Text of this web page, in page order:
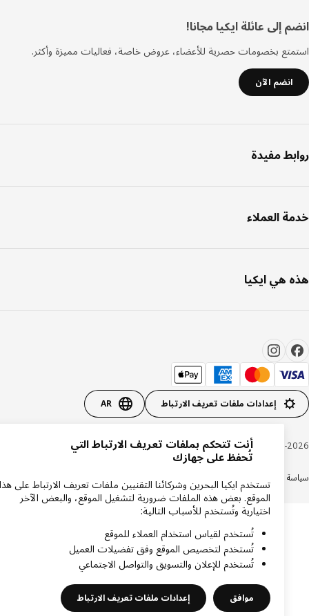
إلى عائلة ايكيا مجانا!
بخصومات حصرية للأعضاء، عروض خاصة، فعاليات مميزة وأكثر.
انضم الآن
مفيدة
العملاء
هي ايكيا
إعدادات ملفات تعريف الارتباط AR
Inter IKEA Systems B.V. 1999-
الخصوصية
أنت تتحكم بملفات تعريف الارتباط التي
تُحفظ على جهازك
تستخدم ايكيا البحرين وشركائنا التقنيين ملفات تعريف الارتباط على هذا
الموقع. بعض هذه الملفات ضرورية لتشغيل الموقع، والبعض الآخر
اختيارية وتُستخدم للأسباب التالية:
تُستخدم لقياس استخدام العملاء للموقع
تُستخدم لتخصيص الموقع وفق تفضيلات العميل
تُستخدم للإعلان والتسويق والتواصل الاجتماعي
موافق إعدادات ملفات تعريف الارتباط